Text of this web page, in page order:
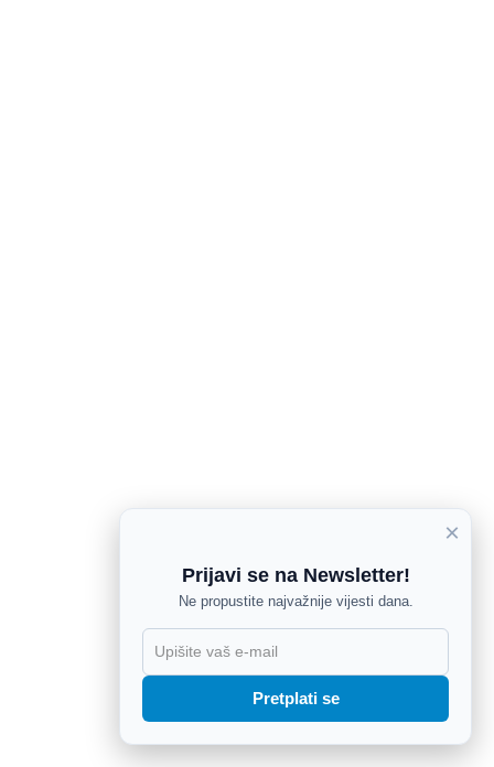
×
Prijavi se na Newsletter!
Ne propustite najvažnije vijesti dana.
Pretplati se